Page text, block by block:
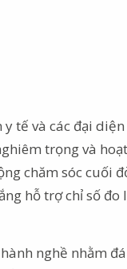
tế và các đại
trọng và
chăm sóc cuối
hỗ trợ chỉ số
nghề nhằm